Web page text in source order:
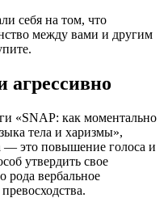
себя на том, что
между вами и другим
агрессивно
«SNAP: как моментально
тела и харизмы»,
— это повышение голоса и
утвердить свое
рода вербальное